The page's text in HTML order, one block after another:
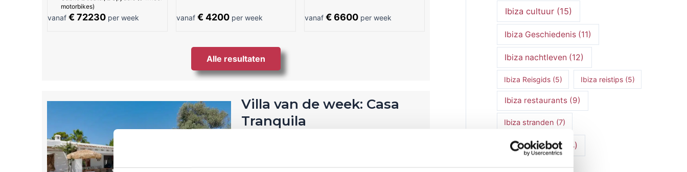
motorbikes)
vanaf € 72230 per week vanaf € 4200per week vanaf€ 6600 per week
Alle resultaten
Villa van de week: Casa
Tranquila
Ibiza cultuur(15)
Ibiza Geschiedenis (11)
Ibiza nachtleven (12)
Ibiza Reisgids(5) Ibiza reistips(5)
Ibiza restaurants(9)
Ibiza stranden (7)
ibiza vakantie(14)